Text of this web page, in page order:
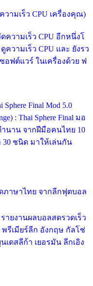
วามเร็ว CPU เครื่องคุณ)
ความเร็ว CPU อีกหนึ่งโ
วามเร็ว CPU และ ยังรว
อฟต์แวร์ ในเครื่องด้วย ฟ
Sphere Final Mod 5.0
: Thai Sphere Final มอ
ำนาน จากฝีมือคนไทย 10
30 ชนิด มาให้เล่นกัน
ภาษาไทย จากลีกฟุตบอล
ายงานผลบอลสดรวดเร็ว
รีเมียร์ลีก อังกฤษ กัลโช่
เดสลีก้า เยอรมัน ลีกเอิง